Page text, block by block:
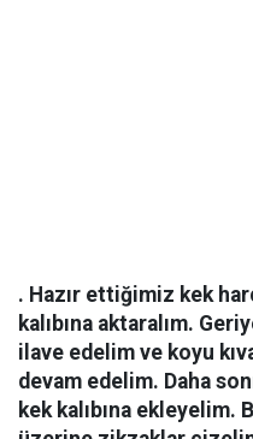
. Hazır ettiğimiz kek
kalıbına aktaralım.
ilave edelim ve koyu
devam edelim. Daha
kek kalıbına ekleyelim.